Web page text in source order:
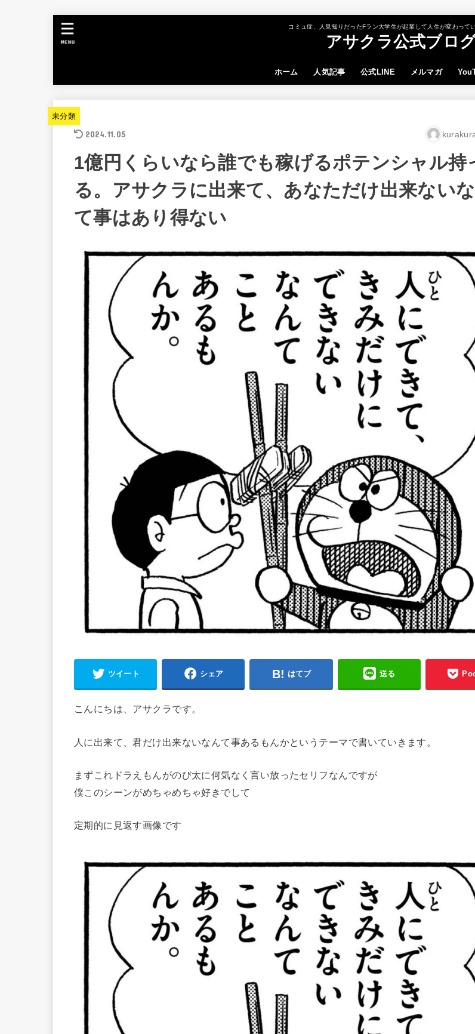
コミュ症、人見知りだったFラン大学生が起業して人生が変わって
アサクラ公式ブロ
ホーム 人気記事 公式LINE メルマガ
MENU
未分類
2024.11.05
1億円くらいなら誰でも稼げるポテンシャル持
る。アサクラに出来て、あなただけ出来ない
て事はあり得ない
ツイート シェア はてブ 送る
こんにちは、アサクラです。
人に出来て、君だけ出来ないなんて事あるもんかというテーマで書いていきます。
まずこれドラえもんがのび太に何気なく言い放ったセリフなんですが
僕このシーンがめちゃめちゃ好きでして
定期的に見返す画像です